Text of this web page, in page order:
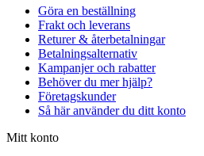
Göra en beställning
Frakt och leverans
Returer & återbetalningar
Betalningsalternativ
Kampanjer och rabatter
Behöver du mer hjälp?
Företagskunder
Så här använder du ditt konto
Mitt konto